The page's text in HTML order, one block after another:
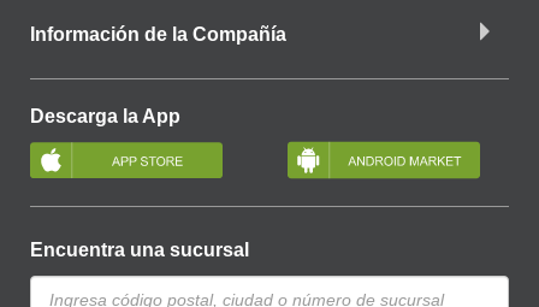
Información de la Compañía
Descarga la App
Encuentra una sucursal